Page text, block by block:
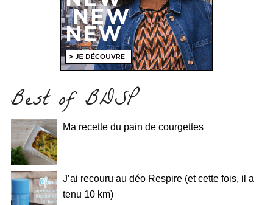
Best of BDSP
Ma recette du pain de courgettes
J’ai recouru au déo Respire (et cette fois, il a
tenu 10 km)